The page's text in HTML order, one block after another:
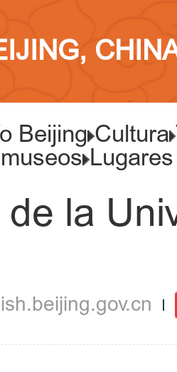
Beijing Cultura
Lugares
la